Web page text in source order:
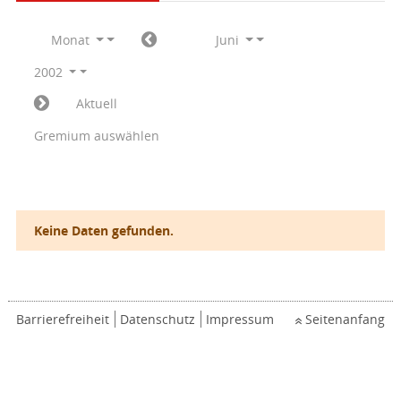
Monat
Juni
2002
Aktuell
Gremium auswählen
Keine Daten gefunden.
Barrierefreiheit Datenschutz Impressum Seitenanfang